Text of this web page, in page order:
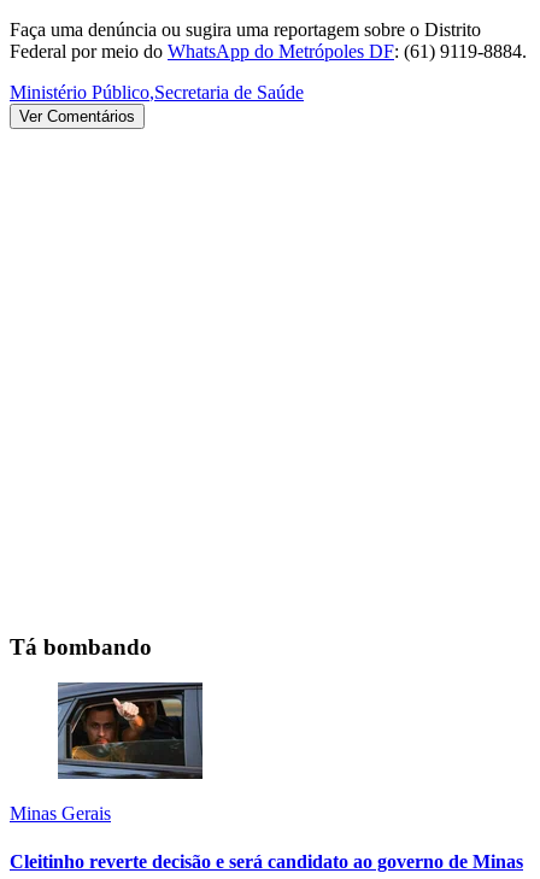
Faça uma denúncia ou sugira uma reportagem sobre o Distrito
Federal por meio do WhatsApp do Metrópoles DF: (61) 9119-8884.
Ministério Público,Secretaria de Saúde
Ver Comentários
Tá bombando
Minas Gerais
Cleitinho reverte decisão e será candidato ao governo de Minas